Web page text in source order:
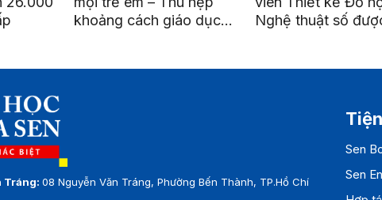
khoảng cách giáo dục
Nghệ thuật số
Tráng: 08 Nguyễn Văn Tráng, Phường Bến Thành, TP.Hồ Chí
Sen
Sen